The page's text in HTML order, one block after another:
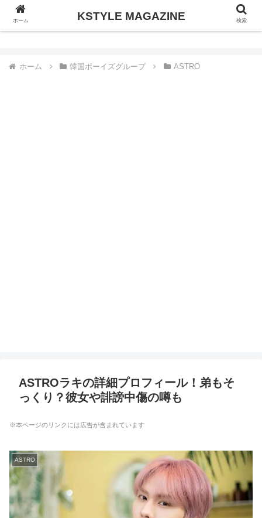
KSTYLE MAGAZINE
ホーム 韓国ボーイズグループ ASTRO
ASTROラキの詳細プロフィール！弟もそ
っくり？彼女や誹謗中傷の噂も
※本ページのリンクには広告が含まれています
ASTRO
ホーム KSTYLE MAGAZINE 検索